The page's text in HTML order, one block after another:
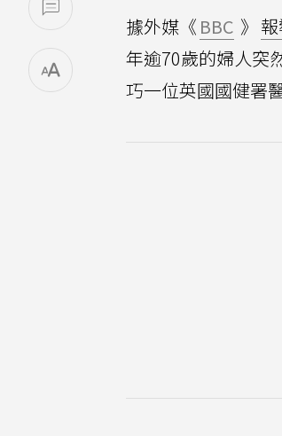
據外媒《 BBC 》
年逾70歲的婦人突
巧一位英國國健署